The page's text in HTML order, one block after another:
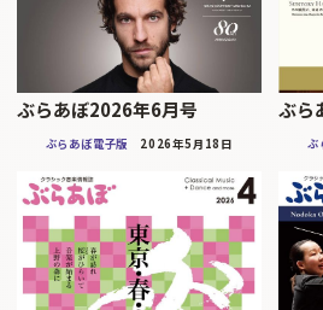
ぶらあぼ2026年6月号
ぶらあぼ電子版 2026年5月18日
ぶら
ぶ